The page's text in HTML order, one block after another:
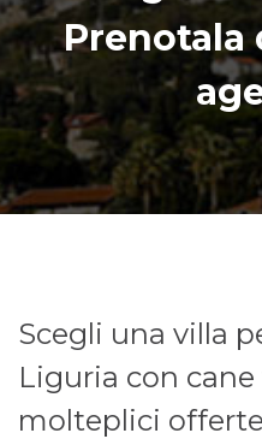
Prenotala
Scegli una villa
Liguria con
molteplici